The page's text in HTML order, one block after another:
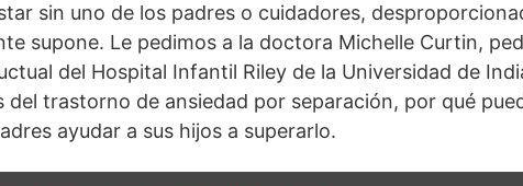
sin uno de los padres o cuidadores,
supone. Le pedimos a la doctora Michelle Curtin,
del Hospital Infantil Riley de la Universidad de
del trastorno de ansiedad por separación, por qué
ayudar a sus hijos a superarlo.